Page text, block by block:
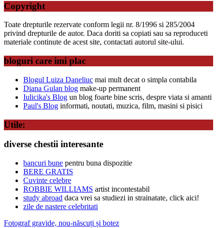
Copyright
Toate drepturile rezervate conform legii nr. 8/1996 si 285/2004
privind drepturile de autor. Daca doriti sa copiati sau sa reproduceti
materiale continute de acest site, contactati autorul site-ului.
bloguri care imi plac
Blogul Luiza Daneliuc mai mult decat o simpla contabila
Diana Gulan blog make-up permanent
Iulicika's Blog un blog foarte bine scris, despre viata si amanti
Paul's Blog informati, noutati, muzica, film, masini si pisici
Utile:
diverse chestii interesante
bancuri bune pentru buna dispozitie
BERE GRATIS
Cuvinte celebre
ROBBIE WILLIAMS artist incontestabil
study abroad daca vrei sa studiezi in strainatate, click aici!
zile de nastere celebritati
Fotograf gravide, nou-născuți și botez